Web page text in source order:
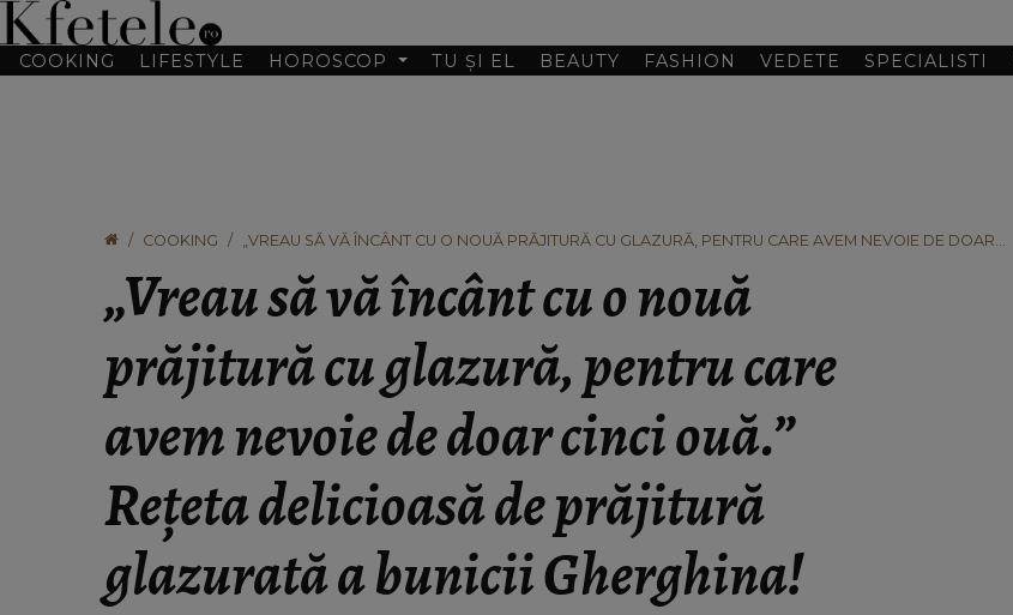
COOKING LIFESTYLE HOROSCOP TU ȘI EL BEAUTY FASHION VEDETE SPECIALISTI
COOKING
„VREAU SĂ VĂ ÎNCÂNT CU O NOUĂ PRĂJITURĂ CU GLAZURĂ, PENTRU CARE AVEM NEVOIE DE DOAR
„Vreau să vă încânt cu o nouă
prăjitură cu glazură, pentru care
avem nevoie de doar cinci ouă.”
Rețeta delicioasă de prăjitură
glazurată a bunicii Gherghina!